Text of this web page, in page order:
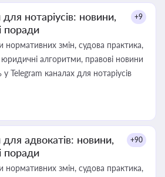
нотаріусів: новини,
поради
+9
нормативних змін, судова практика,
юридичні алгоритми, правові новини
Telegram каналах для нотаріусів
адвокатів: новини,
поради
+90
нормативних змін, судова практика,